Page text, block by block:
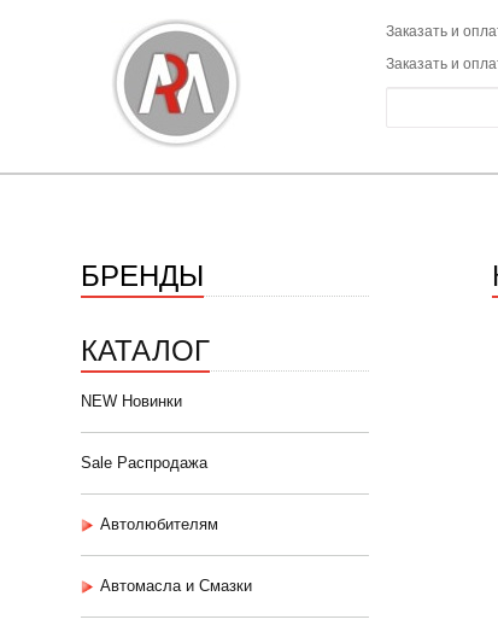
Заказать и
Заказать и
БРЕНДЫ
КАТАЛОГ
NEW Новинки
Sale Распродажа
Автолюбителям
Автомасла и Смазки